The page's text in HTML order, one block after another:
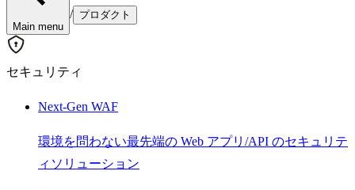
Main menu
/ プロダクト
セキュリティ
Next-Gen WAF
環境を問わない最先端の Web アプリ/API のセキュリテ
ィソリューション